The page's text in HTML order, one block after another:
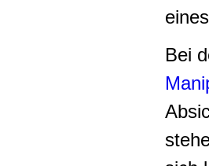
Bei